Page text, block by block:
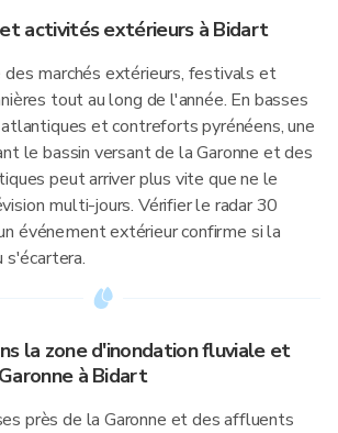
activités extérieurs à Bidart
des marchés extérieurs, festivals et
tout au long de l'année. En basses
et contreforts pyrénéens, une
le bassin versant de la Garonne et des
peut arriver plus vite que ne le
multi-jours. Vérifier le radar 30
événement extérieur confirme si la
s'écartera.
la zone d'inondation fluviale et
à Bidart
près de la Garonne et des affluents